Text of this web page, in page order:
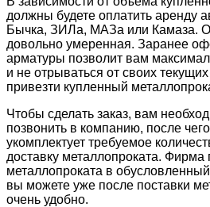
должны будете оплатить аренду
Бычка, ЗИЛа, МАЗа или Камаза.
довольно умеренная. Заранее
арматуры позволит вам
и не отрываться от своих
привезти купленный
Чтобы сделать заказ, вам
позвонить в компанию, после
укомплектует требуемое
доставку металлопроката. Фирма
металлопроката в
вы можете уже после поставки
очень удобно.